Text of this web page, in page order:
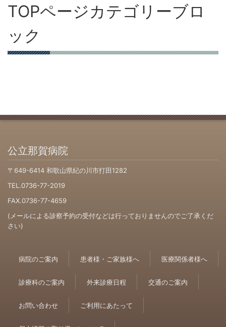
TOPページカテゴリーブロ
ック
公立那賀病院
〒649-6414 和歌山県紀の川市打田1282
TEL.0736-77-2019
FAX.0736-77-4659
(メールによる診察予約の受付などは行っておりませんのでご了承くだ
さい)
病院のご案内 患者様・ご家族様へ 医療関係者様へ
診療科のご案内 外来診療日程 交通のご案内
お問い合わせ ご利用にあたって